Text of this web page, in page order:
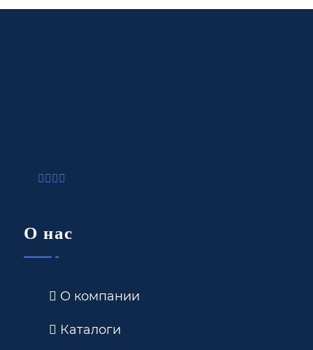
О нас
О компании
Каталоги